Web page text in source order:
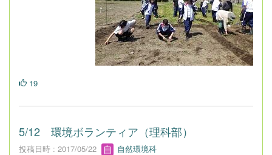
19
5/12 環境ボランティア（理科部）
投稿日時 : 2017/05/22 自然環境科